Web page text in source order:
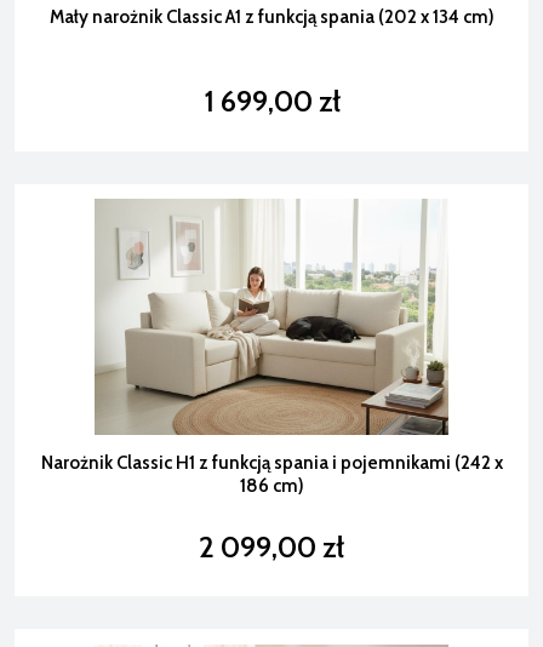
Mały narożnik Classic A1 z funkcją spania (202 x 134 cm)
1 699,00 zł
Narożnik Classic H1 z funkcją spania i pojemnikami (242 x
186 cm)
2 099,00 zł